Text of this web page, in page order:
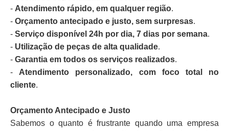
- Atendimento rápido, em qualquer região.
- Orçamento antecipado e justo, sem surpresas.
- Serviço disponível 24h por dia, 7 dias por semana.
- Utilização de peças de alta qualidade.
- Garantia em todos os serviços realizados.
- Atendimento personalizado, com foco total no
cliente.
Orçamento Antecipado e Justo
Sabemos o quanto é frustrante quando uma empresa